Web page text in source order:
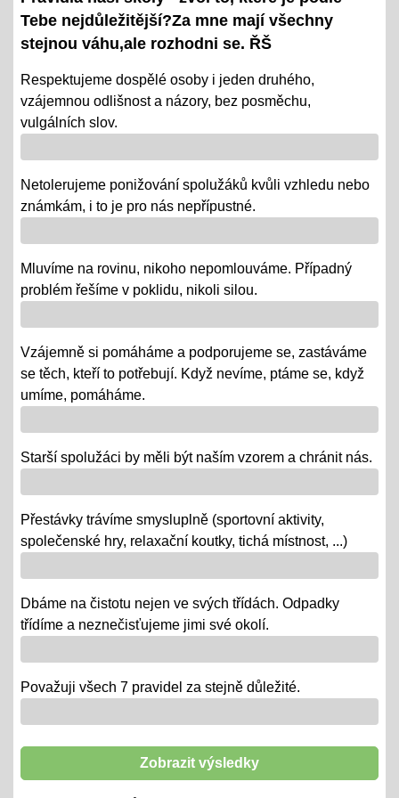
08.01.2024
- tradiční KP a TP od 8. 1. do 22. 1.
- termíny oznámeny na KOMENS
- DRŽÍME PĚSTI
Vánoce - tradiční projektová výuka
01.12.2018
- po celý ADVENT využijeme projektovou výuku v
letos bez JARMARKU, ale s vrstevnickou výukou ve
VV = "MALÍ UČÍ VELKÉ"
08.10.2018
- vědomostní a výtvarné soutěže
- školní rozhlasové vysílání
Výlety tříd, exkurze
12.06.2018
- od 18. 6. se "chystají" třídy za novými poznatky a
"Maturity" - IX.
06.06.2018
- 6. a 7. 6. = volná témata v prezentacích a "ústní" /
volba otázky - závěrečné zkoušky IX.
"Duhová akademie"
-tradiční představení třídních kolektivů ZŠ i MŠ
Tebe nejdůležitější?Za mne mají všechny
stejnou váhu,ale rozhodni se. ŘŠ
Respektujeme dospělé osoby i jeden druhého,
vzájemnou odlišnost a názory, bez posměchu,
vulgálních slov.
Netolerujeme ponižování spolužáků kvůli vzhledu nebo
známkám, i to je pro nás nepřípustné.
Mluvíme na rovinu, nikoho nepomlouváme. Případný
problém řešíme v poklidu, nikoli silou.
Vzájemně si pomáháme a podporujeme se, zastáváme
se těch, kteří to potřebují. Když nevíme, ptáme se, když
umíme, pomáháme.
Starší spolužáci by měli být naším vzorem a chránit nás.
Přestávky trávíme smysluplně (sportovní aktivity,
společenské hry, relaxační koutky, tichá místnost, ...)
Dbáme na čistotu nejen ve svých třídách. Odpadky
třídíme a neznečisťujeme jimi své okolí.
Považuji všech 7 pravidel za stejně důležité.
Zobrazit výsledky